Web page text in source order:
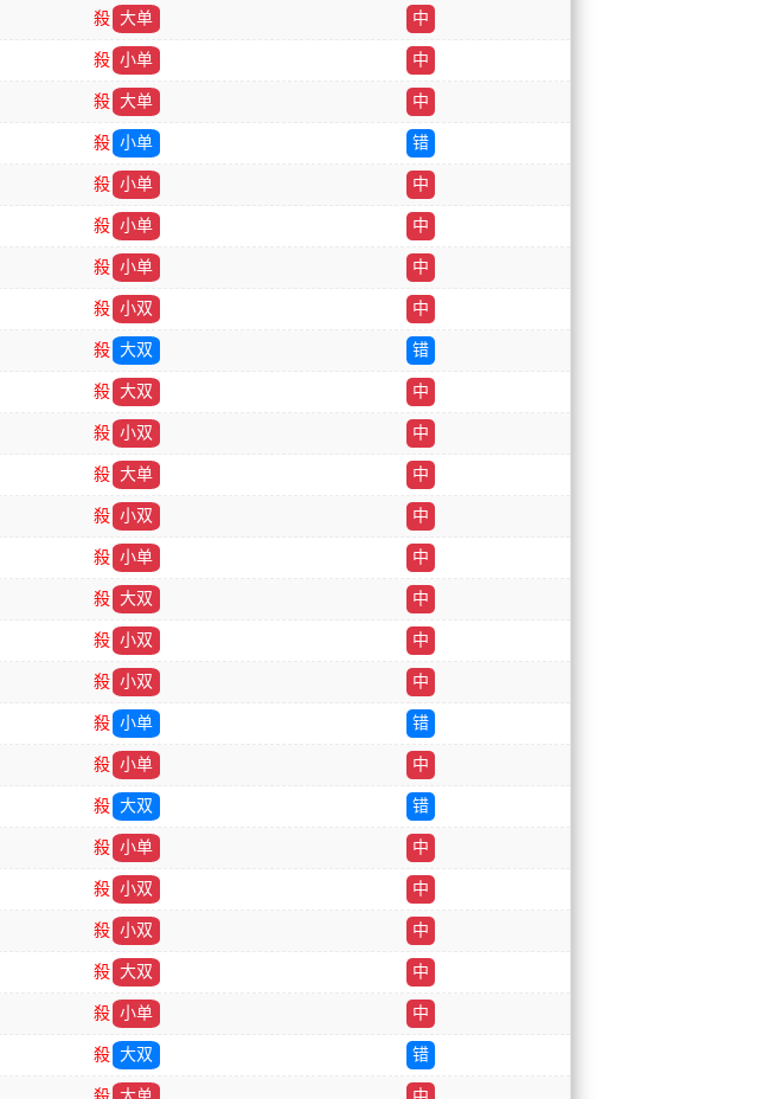
殺 大单 中
殺 小单 中
殺 大单 中
殺 小单 错
殺 小单 中
殺 小单 中
殺 小单 中
殺 小双 中
殺 大双 错
殺 大双 中
殺 小双 中
殺 大单 中
殺 小双 中
殺 小单 中
殺 大双 中
殺 小双 中
殺 小双 中
殺 小单 错
殺 小单 中
殺 大双 错
殺 小单 中
殺 小双 中
殺 小双 中
殺 大双 中
殺 小单 中
殺 大双 错